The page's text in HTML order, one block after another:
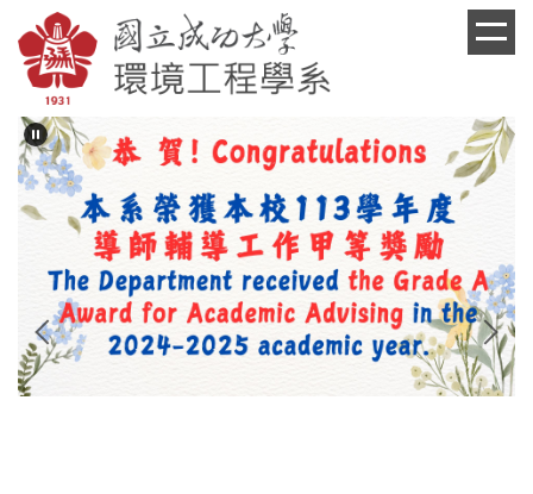
到
主
內
容
區